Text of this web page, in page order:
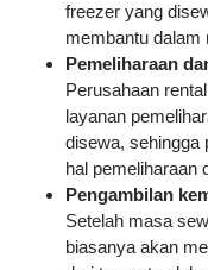
freezer yang
membantu dalam
Pemeliharaan
Perusahaan
layanan
disewa, sehingga
hal pemeliharaan
Pengambilan
Setelah masa
biasanya akan